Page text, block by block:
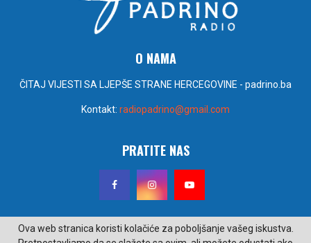
O NAMA
ČITAJ VIJESTI SA LJEPŠE STRANE HERCEGOVINE - padrino.ba
Kontakt: radiopadrino@gmail.com
PRATITE NAS
Ova web stranica koristi kolačiće za poboljšanje vašeg iskustva.